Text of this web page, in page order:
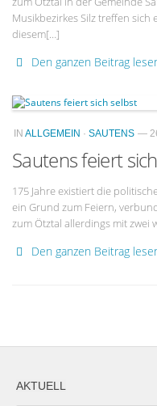
Musikbezirkes Silz treffen sich
diesem[…]
Den ganzen Beitrag
IN ALLGEMEIN · SAUTENS —
Sautens feiert
175 Jahre existiert die
ein Grund zum Feiern,
zum Ötztal allerdings mit zwei
Den ganzen Beitrag
AKTUELL